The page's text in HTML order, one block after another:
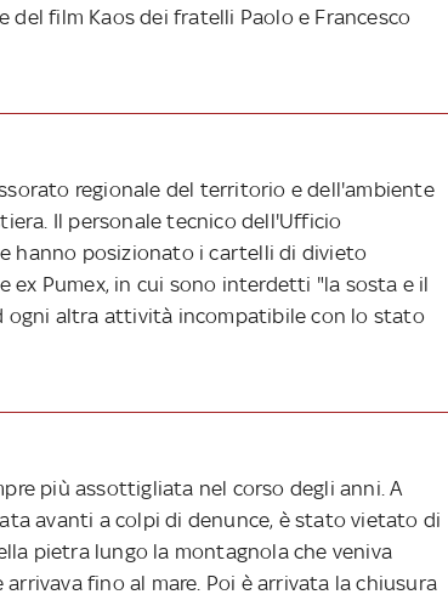
del film Kaos dei fratelli Paolo e Francesco
regionale del territorio e dell'ambiente
Il personale tecnico dell'Ufficio
hanno posizionato i cartelli di divieto
ex Pumex, in cui sono interdetti "la sosta e il
ogni altra attività incompatibile con lo stato
più assottigliata nel corso degli anni. A
avanti a colpi di denunce, è stato vietato di
pietra lungo la montagnola che veniva
fino al mare. Poi è arrivata la chiusura